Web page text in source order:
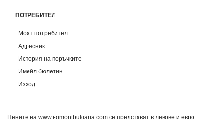
ПОТРЕБИТЕЛ
Моят потребител
Адресник
История на поръчките
Имейл бюлетин
Изход
Цените на www.egmontbulgaria.com се представят в левове и евро